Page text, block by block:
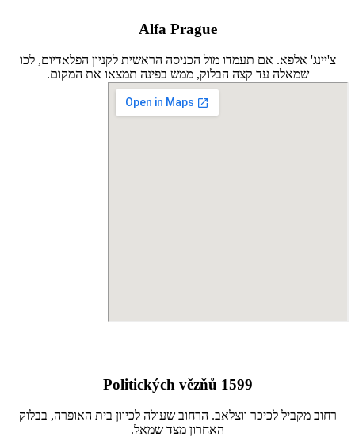
Alfa Prague
צ'יינג' אלפא. אם תעמדו מול הכניסה הראשית לקניון הפלאדיום, לכו
שמאלה עד קצה הבלוק, ממש בפינה תמצאו את המקום.
Politických vězňů 1599
רחוב מקביל לכיכר ווצלאב. הרחוב שעולה לכיוון בית האופרה, בבלוק
האחרון מצד שמאל.